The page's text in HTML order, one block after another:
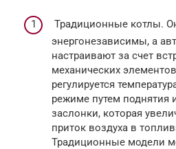
Традиционные котлы.
энергонезависимы, а
настраивают за счет
механических
регулируется
режиме путем поднятия
заслонки, которая
приток воздуха в
Традиционные модели